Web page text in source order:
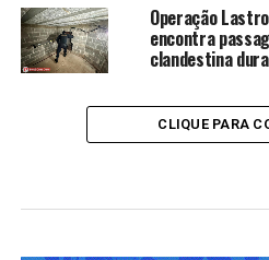
Operação
encontra
clandestina
CLIQUE PARA